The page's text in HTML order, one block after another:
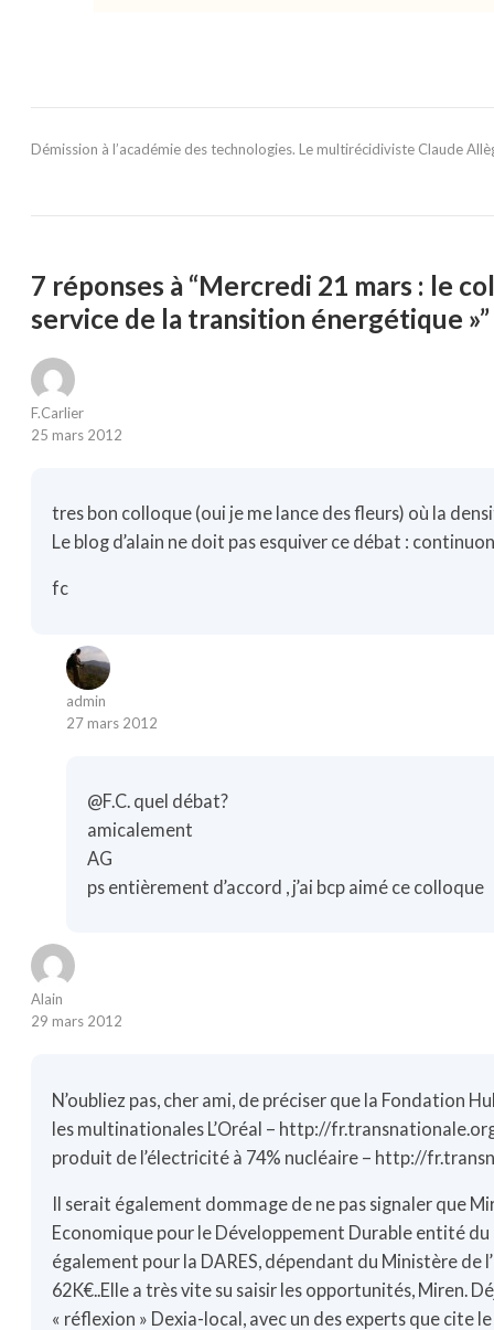
Démission à l’académie des technologies. Le multirécidiviste Claude
7 réponses à “Mercredi 21 mars : le
service de la transition énergétique »”
F.Carlier
25 mars 2012
tres bon colloque (oui je me lance des fleurs) où la
Le blog d’alain ne doit pas esquiver ce débat :
fc
admin
27 mars 2012
@F.C. quel débat?
amicalement
AG
ps entièrement d’accord , j’ai bcp aimé ce colloque
Alain
29 mars 2012
N’oubliez pas, cher ami, de préciser que la Fondation
les multinationales L’Oréal – http://
produit de l’électricité à 74% nucléaire – http://
Il serait également dommage de ne pas signaler que
Economique pour le Développement Durable entité
également pour la DARES, dépendant du Ministère de
62K€..Elle a très vite su saisir les opportunités, Miren.
« réflexion » Dexia-local, avec un des experts que cite